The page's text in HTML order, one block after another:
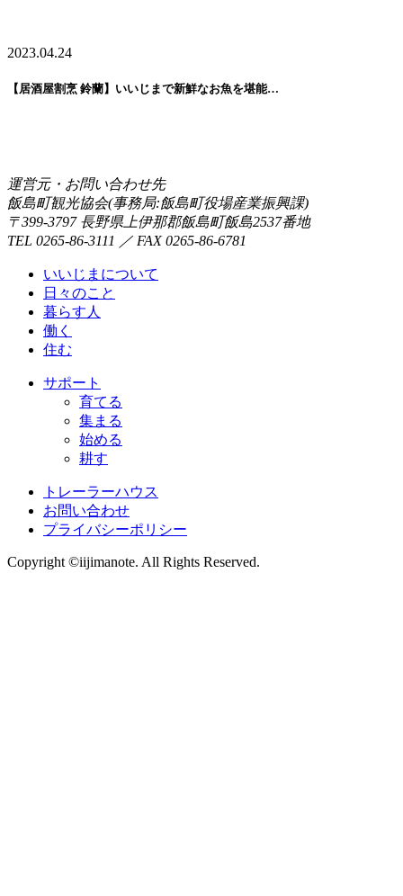
2023.04.24
【居酒屋割烹 鈴蘭】いいじまで新鮮なお魚を堪能…
運営元・お問い合わせ先
飯島町観光協会(事務局:飯島町役場産業振興課)
〒399-3797 長野県上伊那郡飯島町飯島2537番地
TEL 0265-86-3111 ／ FAX 0265-86-6781
いいじまについて
日々のこと
暮らす人
働く
住む
サポート
育てる
集まる
始める
耕す
トレーラーハウス
お問い合わせ
プライバシーポリシー
Copyright ©iijimanote. All Rights Reserved.